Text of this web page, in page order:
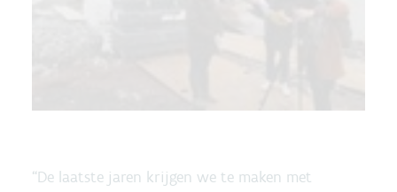
“De laatste jaren krijgen we te maken met